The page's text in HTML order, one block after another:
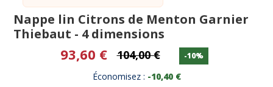
Nappe lin Citrons de Menton Garnier
Thiebaut - 4 dimensions
93,60 € 104,00 € -10%
Économisez : -10,40 €